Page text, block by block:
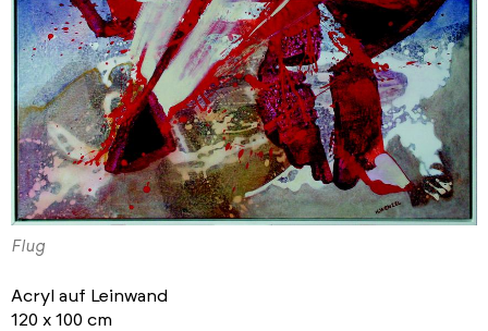
Flug
Acryl auf Leinwand
120 x 100 cm